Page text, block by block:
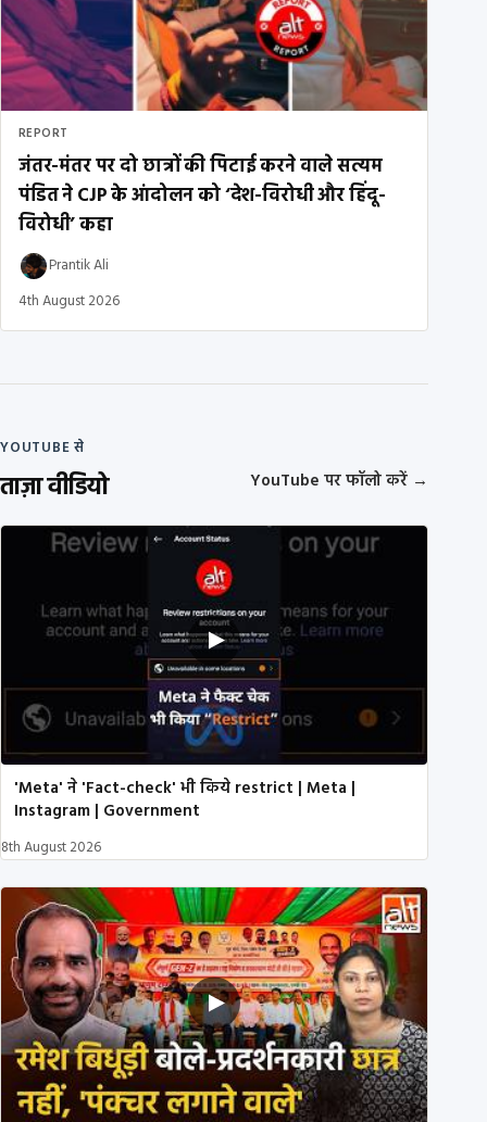
REPORT
जंतर-मंतर पर दो छात्रों की पिटाई करने वाले सत्यम
पंडित ने CJP के आंदोलन को ‘देश-विरोधी और हिंदू-
विरोधी’ कहा
Prantik Ali
4th August 2026
YOUTUBE से
ताज़ा वीडियो YouTube पर फॉलो करें →
'Meta' ने 'Fact-check' भी किये restrict | Meta |
Instagram | Government
8th August 2026